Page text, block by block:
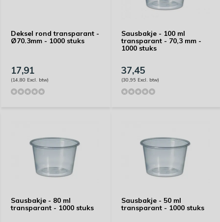
Deksel rond transparant -
Ø70.3mm - 1000 stuks
17,91
(14,80 Excl. btw)
Sausbakje - 100 ml
transparant - 70,3 mm -
1000 stuks
37,45
(30,95 Excl. btw)
Sausbakje - 80 ml
transparant - 1000 stuks
Sausbakje - 50 ml
transparant - 1000 stuks